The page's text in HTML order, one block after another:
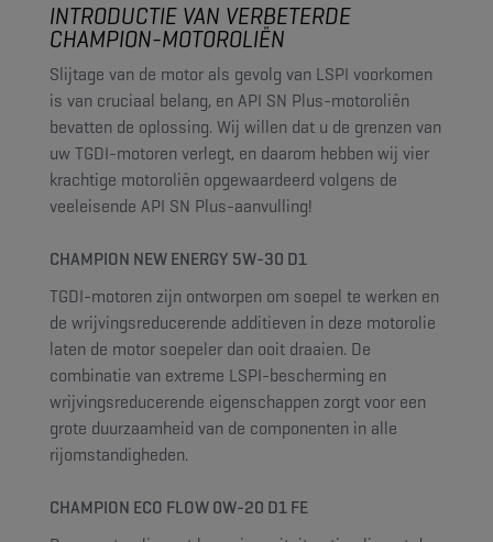
INTRODUCTIE VAN VERBETERDE
CHAMPION-MOTOROLIËN
Slijtage van de motor als gevolg van LSPI voorkomen
is van cruciaal belang, en API SN Plus-motoroliën
bevatten de oplossing. Wij willen dat u de grenzen van
uw TGDI-motoren verlegt, en daarom hebben wij vier
krachtige motoroliën opgewaardeerd volgens de
veeleisende API SN Plus-aanvulling!
CHAMPION NEW ENERGY 5W-30 D1
TGDI-motoren zijn ontworpen om soepel te werken en
de wrijvingsreducerende additieven in deze motorolie
laten de motor soepeler dan ooit draaien. De
combinatie van extreme LSPI-bescherming en
wrijvingsreducerende eigenschappen zorgt voor een
grote duurzaamheid van de componenten in alle
rijomstandigheden.
CHAMPION ECO FLOW 0W-20 D1 FE